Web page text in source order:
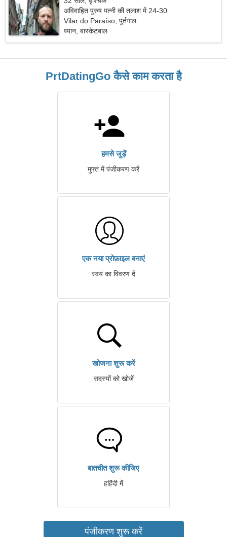
अविवाहित पुरुष पत्नी की तलाश में 24-30
Vilar do Paraíso, पुर्तगाल
ध्यान, बास्केटबाल
PrtDatingGo कैसे काम करता है
हमसे जुड़ें
मुफ्त में पंजीकरण करें
एक नया प्रोफ़ाइल बनाएं
स्वयं का विवरण दें
खोजना शुरू करें
सदस्यों को खोजें
बातचीत शुरू कीजिए
हहिंदी में
पंजीकरण शुरू करें